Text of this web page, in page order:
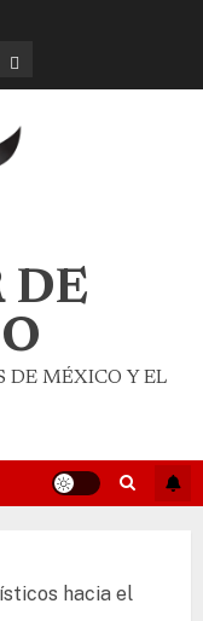
DE
DE MÉXICO Y EL
hacia el